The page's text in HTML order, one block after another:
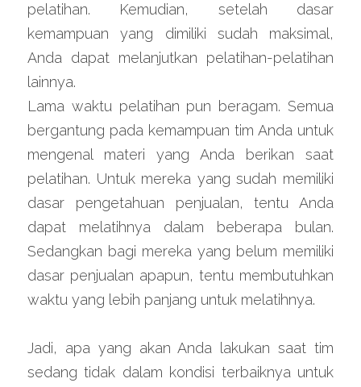
pelatihan. Kemudian, setelah dasar
kemampuan yang dimiliki sudah maksimal,
Anda dapat melanjutkan pelatihan-pelatihan
lainnya.
Lama waktu pelatihan pun beragam. Semua
bergantung pada kemampuan tim Anda untuk
mengenal materi yang Anda berikan saat
pelatihan. Untuk mereka yang sudah memiliki
dasar pengetahuan penjualan, tentu Anda
dapat melatihnya dalam beberapa bulan.
Sedangkan bagi mereka yang belum memiliki
dasar penjualan apapun, tentu membutuhkan
waktu yang lebih panjang untuk melatihnya.
Jadi, apa yang akan Anda lakukan saat tim
sedang tidak dalam kondisi terbaiknya untuk